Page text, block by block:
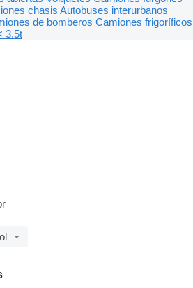
chasis Autobuses interurbanos
de bomberos Camiones frigoríficos
3.5t